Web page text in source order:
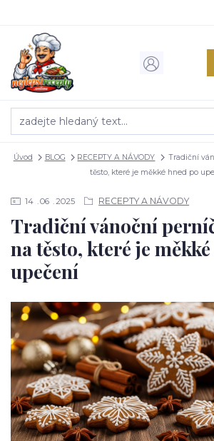
Úvod BLOG RECEPTY A NÁVODY
Tradiční
těsto, které je měkké hned po
14 06 2025 RECEPTY A NÁVODY
Tradiční vánoční
na těsto, které je
upečení